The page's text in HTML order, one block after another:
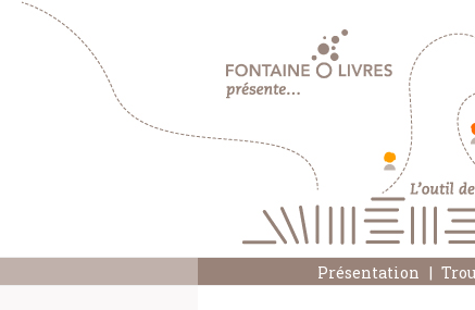
Présentation